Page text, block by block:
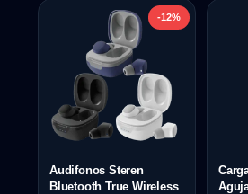
-12%
Audifonos Steren
Bluetooth True Wireless